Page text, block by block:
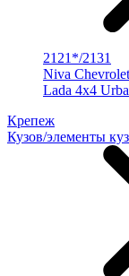
2121*/2131
Niva
Lada 4x4
Крепеж
Кузов/элементы